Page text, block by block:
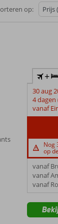
op:
+
30 aug
4 dagen
vanaf
Nog
op
vanaf
vanaf
vanaf